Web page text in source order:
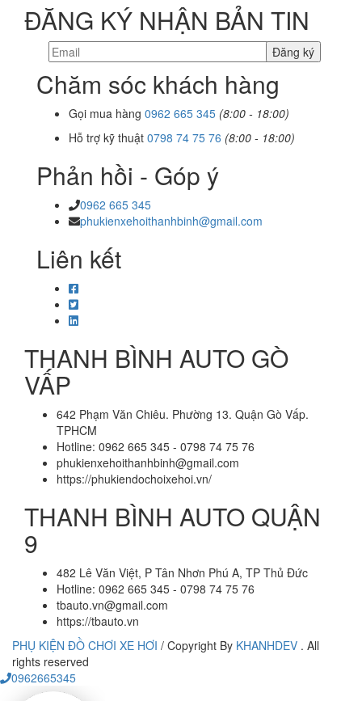
ĐĂNG KÝ NHẬN BẢN TIN
Chăm sóc khách hàng
Gọi mua hàng 0962 665 345 (8:00 - 18:00)
Hỗ trợ kỹ thuật 0798 74 75 76 (8:00 - 18:00)
Phản hồi - Góp ý
0962 665 345
phukienxehoithanhbinh@gmail.com
Liên kết
THANH BÌNH AUTO GÒ
VẤP
642 Phạm Văn Chiêu. Phường 13. Quận Gò Vấp.
TPHCM
Hotline: 0962 665 345 - 0798 74 75 76
phukienxehoithanhbinh@gmail.com
https://phukiendochoixehoi.vn/
THANH BÌNH AUTO QUẬN
9
482 Lê Văn Việt, P Tân Nhơn Phú A, TP Thủ Đức
Hotline: 0962 665 345 - 0798 74 75 76
tbauto.vn@gmail.com
https://tbauto.vn
PHỤ KIỆN ĐỒ CHƠI XE HƠI / Copyright By KHANHDEV . All
rights reserved
0962665345